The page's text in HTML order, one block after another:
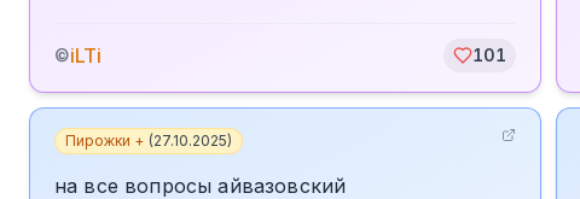
©iLTi 101
Пирожки + (27.10.2025)
на все вопросы айвазовский